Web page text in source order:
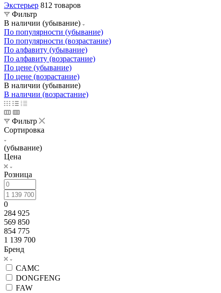
Экстерьер 812 товаров
Фильтр
В наличии (убывание)
По популярности (убывание)
По популярности (возрастание)
По алфавиту (убывание)
По алфавиту (возрастание)
По цене (убывание)
По цене (возрастание)
В наличии (убывание)
В наличии (возрастание)
Фильтр
Сортировка
(убывание)
Цена
Розница
0
284 925
569 850
854 775
1 139 700
Бренд
CAMC
DONGFENG
FAW